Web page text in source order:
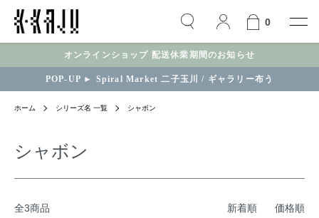
0
オンラインショップ 配送休業期間のお知らせ
POP-UP ► Spiral Market 二子玉川 / ギャラリー布う
ホーム シリーズ名 一覧 シャボン
シャボン
全3商品 新着順 価格順